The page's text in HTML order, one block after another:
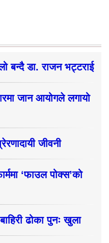
बन्दै डा. राजन भट्टराई
जान आयोगले लगायो
जीवनी
‘फाउल पोक्स’को
ढोका पुनः खुला